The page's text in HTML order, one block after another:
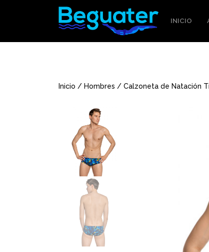
INICIO
Inicio / Hombres / Calzoneta de Natación